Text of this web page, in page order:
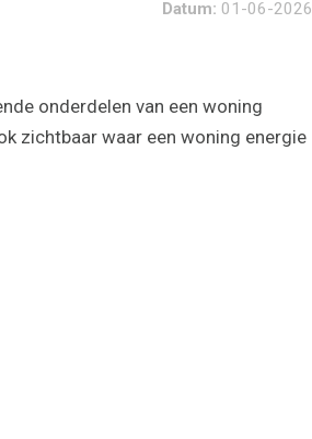
Datum: 01-06-2026
onderdelen van een woning
zichtbaar waar een woning energie